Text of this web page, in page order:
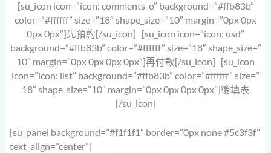
[su_icon icon=”icon: comments-o” background=”#ffb83b”
color=”#ffffff” size=”18″ shape_size=”10″ margin=”0px 0px
0px 0px”]先預約[/su_icon] [su_icon icon=”icon: usd”
background=”#ffb83b” color=”#ffffff” size=”18″ shape_size=”
10″ margin=”0px 0px 0px 0px”]再付款[/su_icon] [su_icon
icon=”icon: list” background=”#ffb83b” color=”#ffffff” size=”
18″ shape_size=”10″ margin=”0px 0px 0px 0px”]後填表
[/su_icon]
[su_panel background=”#f1f1f1″ border=”0px none #5c3f3f”
text_align=”center”]